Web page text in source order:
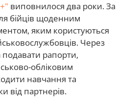
виповнилося два роки. За
бійців щоденним
яким користуються
Через
рапорти,
обліковим
навчання та
від партнерів.